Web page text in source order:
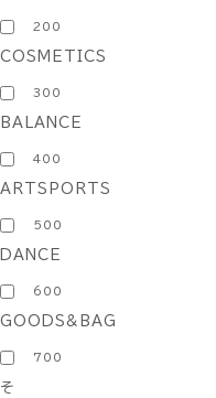
200
COSMETICS
300
BALANCE
400
ARTSPORTS
500
DANCE
600
GOODS&BAG
700
そ